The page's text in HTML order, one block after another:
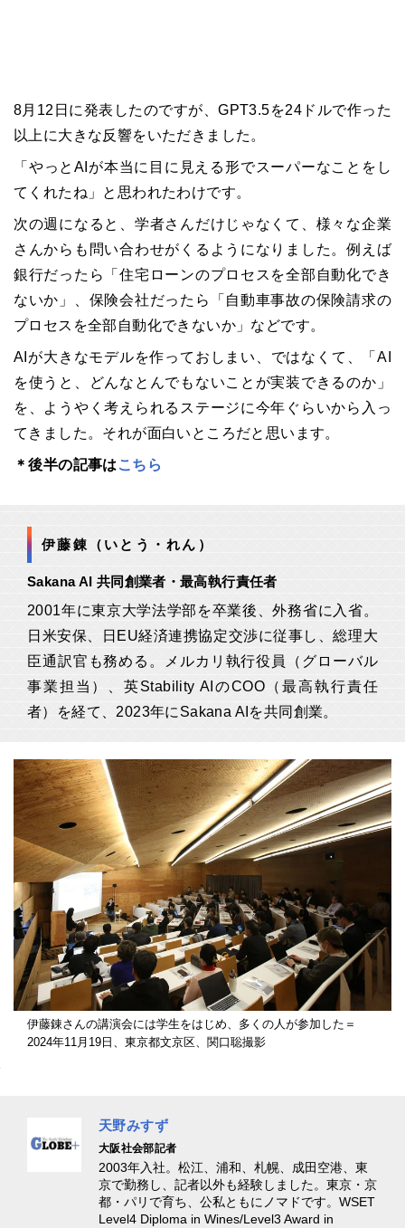
8月12日に発表したのですが、GPT3.5を24ドルで作った
以上に大きな反響をいただきました。
「やっとAIが本当に目に見える形でスーパーなことをし
てくれたね」と思われたわけです。
次の週になると、学者さんだけじゃなくて、様々な企業
さんからも問い合わせがくるようになりました。例えば
銀行だったら「住宅ローンのプロセスを全部自動化でき
ないか」、保険会社だったら「自動車事故の保険請求の
プロセスを全部自動化できないか」などです。
AIが大きなモデルを作っておしまい、ではなくて、「AI
を使うと、どんなとんでもないことが実装できるのか」
を、ようやく考えられるステージに今年ぐらいから入っ
てきました。それが面白いところだと思います。
＊後半の記事は こちら
伊藤錬（いとう・れん）
Sakana AI 共同創業者・最高執行責任者
2001年に東京大学法学部を卒業後、外務省に入省。
日米安保、日EU経済連携協定交渉に従事し、総理大
臣通訳官も務める。メルカリ執行役員（グローバル
事業担当）、英Stability AIのCOO（最高執行責任
者）を経て、2023年にSakana AIを共同創業。
伊藤錬さんの講演会には学生をはじめ、多くの人が参加した＝
2024年11月19日、東京都文京区、関口聡撮影
天野みすず
大阪社会部記者
2003年入社。松江、浦和、札幌、成田空港、東
京で勤務し、記者以外も経験しました。東京・京
都・パリで育ち、公私ともにノマドです。WSET
Level4 Diploma in Wines/Level3 Award in